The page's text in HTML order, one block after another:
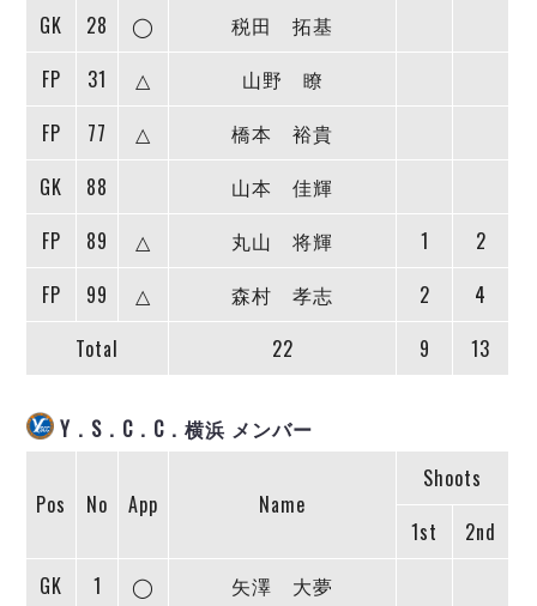
フウガドールすみだ
しながわシティ
立川アスレティックFC
湘南ベルマーレ
ボアルース長野
シュライカー大阪
バサジィ大分
選手の通算記録（Ｆ２）
ヴォスクオーレ仙台
リガーレヴィア葛飾
アグレミーナ浜松
FOLLOW US!
GK
28 ◯
税田 拓基
FP
31 △
山野 瞭
FP
77 △
橋本 裕貴
GK
88
山本 佳輝
FP
89 △ 丸山 将輝 1
2
FP
99 △ 森村 孝志 2
4
Total
22 9 13
Y．S．C．C．横浜 メンバー
Pos No App Name
Shoots
1st
2nd
GK
1 ◯
矢澤 大夢